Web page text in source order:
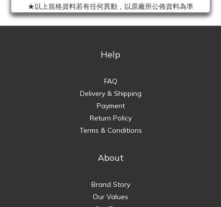
★以上規格資料若有任何異動，以原廠所公佈資料為準
Help
FAQ
Delivery & Shipping
Payment
Return Policy
Terms & Conditions
About
Brand Story
Our Values